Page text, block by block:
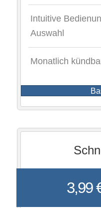
Intuitive
Auswahl
Monatlich
3,99